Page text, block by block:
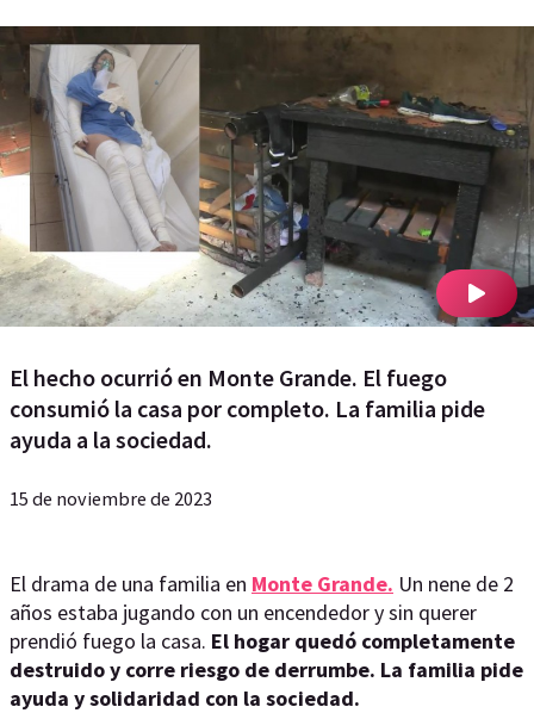
El hecho ocurrió en Monte Grande. El fuego
consumió la casa por completo. La familia pide
ayuda a la sociedad.
15 de noviembre de 2023
El drama de una familia en Monte Grande. Un nene de 2
años estaba jugando con un encendedor y sin querer
prendió fuego la casa. El hogar quedó completamente
destruido y corre riesgo de derrumbe. La familia pide
ayuda y solidaridad con la sociedad.